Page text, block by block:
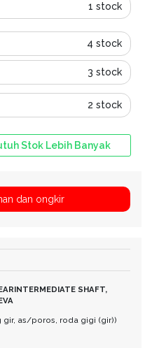
1 stock
4 stock
3 stock
2 stock
Stok Lebih Banyak
dan ongkir
SHAFT,
gir, as/poros, roda gigi (gir))